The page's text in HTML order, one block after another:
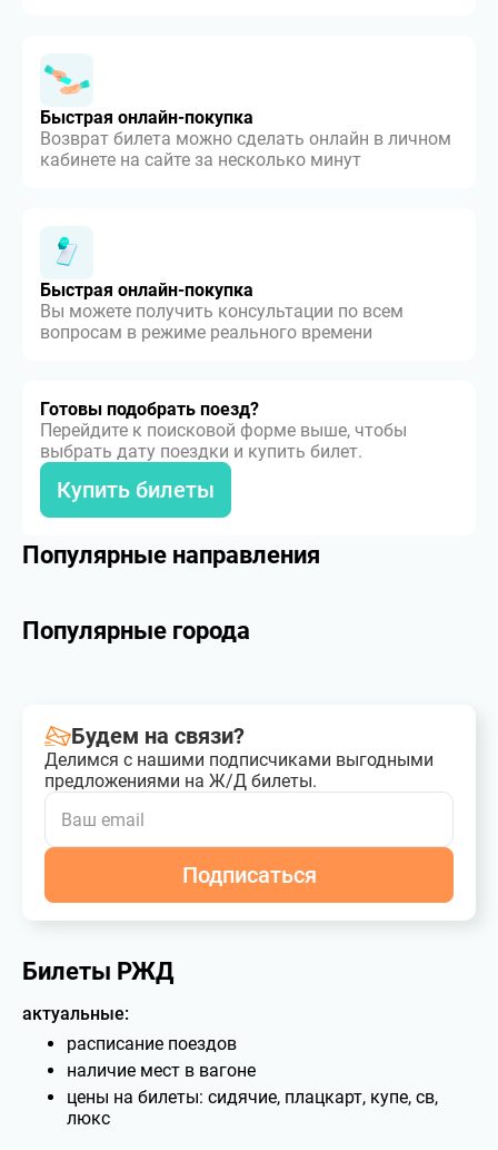
Быстрая онлайн-покупка
Возврат билета можно сделать онлайн в личном
кабинете на сайте за несколько минут
Быстрая онлайн-покупка
Вы можете получить консультации по всем
вопросам в режиме реального времени
Готовы подобрать поезд?
Перейдите к поисковой форме выше, чтобы
выбрать дату поездки и купить билет.
Купить билеты
Популярные направления
Популярные города
Будем на связи?
Делимся с нашими подписчиками выгодными
предложениями на Ж/Д билеты.
Подписаться
Билеты РЖД
актуальные:
расписание поездов
наличие мест в вагоне
цены на билеты: сидячие, плацкарт, купе, св,
люкс